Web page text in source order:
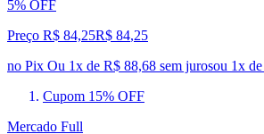
5% OFF
Preço R$ 84,25R$ 84,25
no Pix Ou 1x de R$ 88,68 sem jurosou 1x de
Cupom 15% OFF
Mercado Full